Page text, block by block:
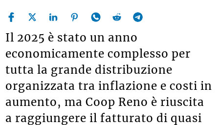
Il 2025 è stato un anno
economicamente complesso per
tutta la grande distribuzione
organizzata tra inflazione e costi in
aumento, ma Coop Reno è riuscita
a raggiungere il fatturato di quasi